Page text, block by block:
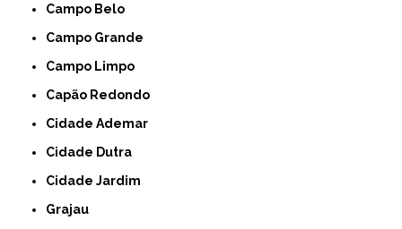
Campo Belo
Campo Grande
Campo Limpo
Capão Redondo
Cidade Ademar
Cidade Dutra
Cidade Jardim
Grajau